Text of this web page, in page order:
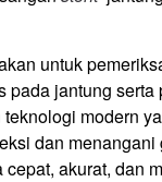
untuk
pada jantung serta
modern
dan menangani
cepat, akurat, dan